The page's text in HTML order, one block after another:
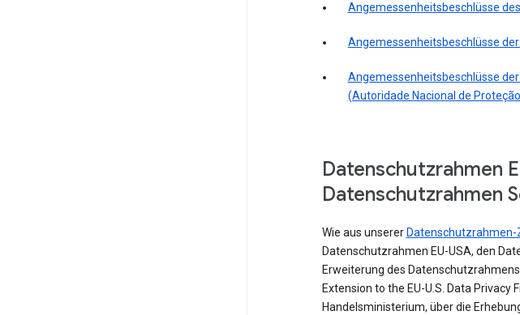
Angemessenheitsbeschlüsse
Angemessenheitsbeschlüsse
Angemessenheitsbeschlüsse
(Autoridade Nacional de
Datenschutzrahmen
Datenschutzrahmen
Wie aus unserer
Datenschutzrahmen EU-USA, den
Erweiterung des
Extension to the EU-U.S. Data
Handelsministerium, über die